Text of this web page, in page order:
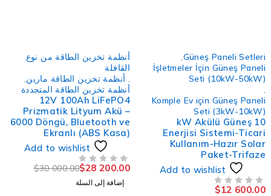
Güneş Paneli Setleri
,
İşletmeler İçin Güneş Paneli
Seti (10kW-50kW)
Komple Ev için Güneş Paneli
Seti (3kW-10kW)
10 kW Akülü Güneş
Enerjisi Sistemi-Ticari
Kullanım-Hazır Solar
Paket-Trifaze
Add to wishlist
$12 600.00
أنظمة تخزين الطاقة من نوع
القافلة
أنظمة تخزين الطاقة مارين,
أنظمة تخزين الطاقة المتجددة
12V 100Ah LiFePO4
Prizmatik Lityum Akü –
6000 Döngü, Bluetooth ve
Ekranlı (ABS Kasa)
Add to wishlist
$30 000.00$28 200.00
إضافة إلى السلة